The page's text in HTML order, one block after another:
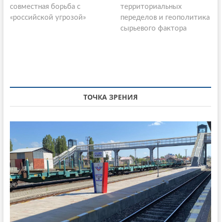
s
t
i
g
a
t
i
o
n
д
ы
а
я
:
совместная борьба с
«российской угрозой»
д
у
ю
т
:
территориальных
переделов и геополитика
сырьевого фактора
ТОЧКА ЗРЕНИЯ